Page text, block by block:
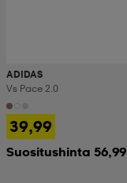
ADIDAS
Vs Pace 2.0
39,99
Suositushinta 56,99